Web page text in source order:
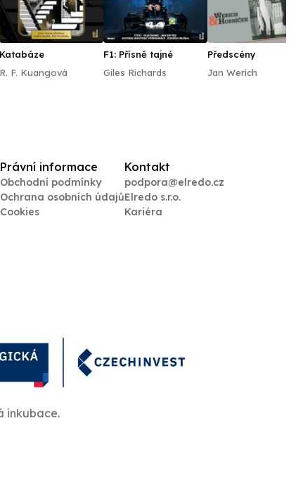
Katabáze
R. F. Kuangová
F1: Přísně tajné
Giles Richards
Předscény
Jan Werich
Právní informace
Obchodní podmínky
Ochrana osobních údajů
Cookies
Kontakt
podpora@elredo.cz
Elredo s.r.o.
Kariéra
inkubace.